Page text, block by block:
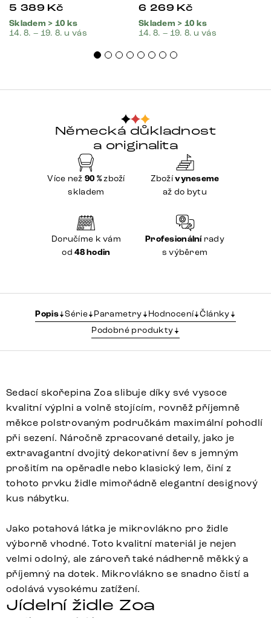
5 389 Kč
Skladem > 10 ks
14. 8. – 19. 8. u vás
6 269 Kč
Skladem > 10 ks
14. 8. – 19. 8. u vás
Německá důkladnost
a originalita
Více než 90 %zboží
skladem
Zbožívyneseme
až do bytu
Doručíme k vám
od48 hodin
Profesionálnírady
s výběrem
Popis Série Parametry Hodnocení Články
Podobné produkty
Sedací skořepina Zoa slibuje díky své vysoce
kvalitní výplni a volně stojícím, rovněž příjemně
měkce polstrovaným područkám maximální pohodlí
při sezení. Náročně zpracované detaily, jako je
extravagantní dvojitý dekorativní šev s jemným
prošitím na opěradle nebo klasický lem, činí z
tohoto prvku židle mimořádně elegantní designový
kus nábytku.
Jako potahová látka je mikrovlákno pro židle
výborně vhodné. Toto kvalitní materiál je nejen
velmi odolný, ale zároveň také nádherně měkký a
příjemný na dotek. Mikrovlákno se snadno čistí a
odolává vysokému zatížení.
Jídelní židle Zoa